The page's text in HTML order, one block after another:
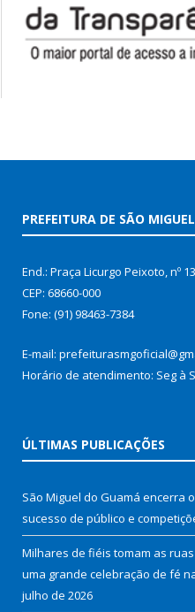
PREFEITURA DE SÃO
End.: Praça Licurgo Peixoto, nº
CEP: 68660-000
Fone: (91) 98463-7384
E-mail:
Horário de atendimento: Seg à
ÚLTIMAS PUBLICAÇÕES
São Miguel do Guamá encerra
sucesso de público e
Milhares de fiéis tomam as
uma grande celebração de fé
julho de 2026